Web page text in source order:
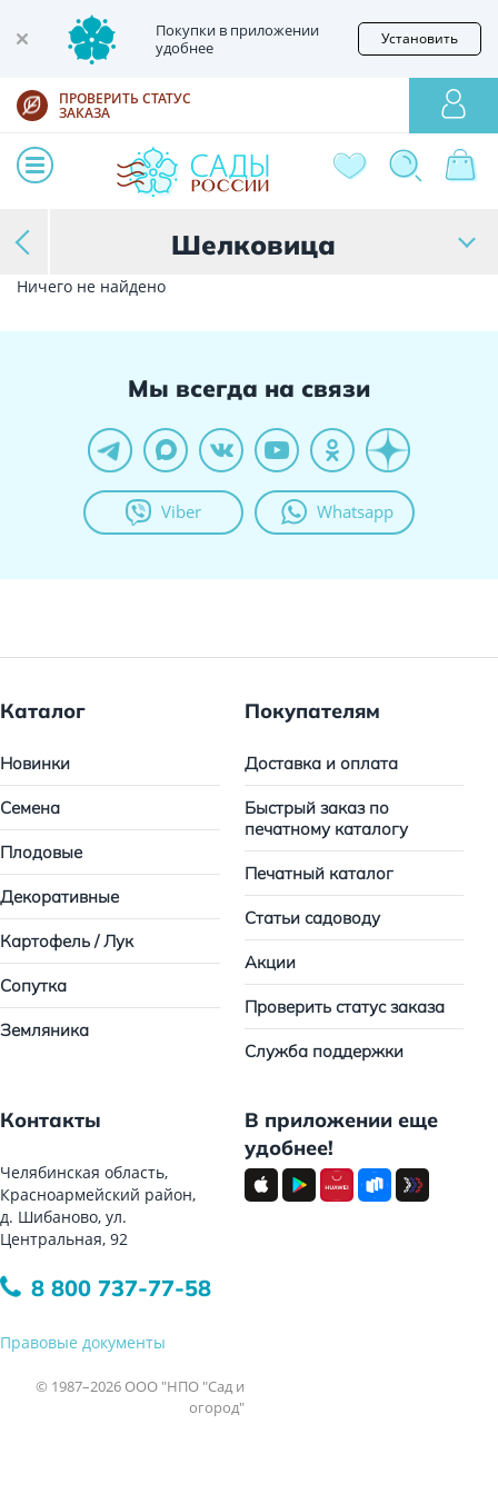
Покупки в приложении
удобнее
Установить
ПРОВЕРИТЬ СТАТУС
ЗАКАЗА
Шелковица
Ничего не найдено
Мы всегда на связи
Viber Whatsapp
Каталог
Новинки
Семена
Плодовые
Декоративные
Картофель / Лук
Сопутка
Земляника
Покупателям
Доставка и оплата
Быстрый заказ по
печатному каталогу
Печатный каталог
Статьи садоводу
Акции
Проверить статус заказа
Служба поддержки
Контакты
Челябинская область,
Красноармейский район,
д. Шибаново, ул.
Центральная, 92
8 800 737-77-58
Правовые документы
© 1987–2026 ООО "НПО "Сад и
огород"
В приложении еще
удобнее!